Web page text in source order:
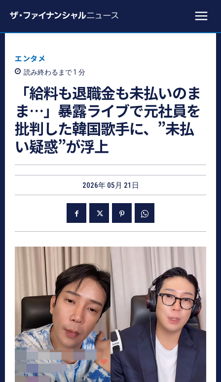
エンタメ
読み終わるまで 1 分
「給料も退職金も未払いのま
ま…」暴露ライブで元社員を
批判した韓国歌手に、”未払
い疑惑”が浮上
2026年 05月 21日